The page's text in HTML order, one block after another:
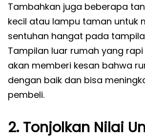
Tambahkan juga beberapa
kecil atau lampu taman untuk
sentuhan hangat pada
Tampilan luar rumah yang
akan memberi kesan bahwa
dengan baik dan bisa
pembeli.
2. Tonjolkan Nilai